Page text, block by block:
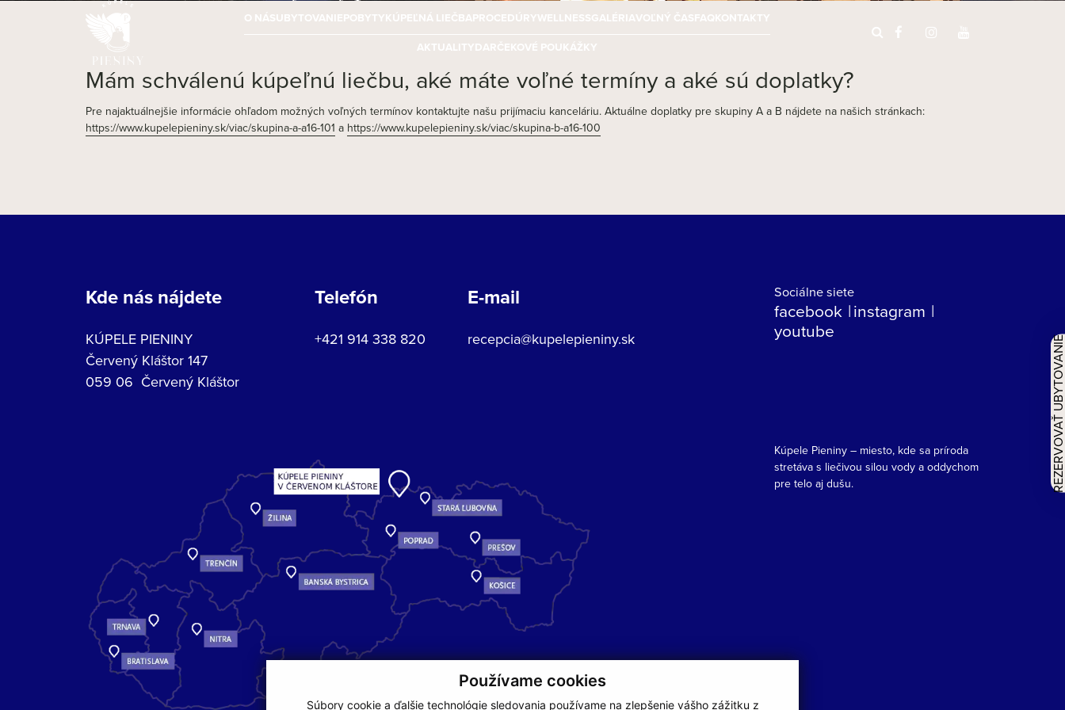
Používame cookies
Súbory cookie a ďalšie technológie sledovania používame na zlepšenie vášho zážitku z
O NÁSUBYTOVANIEPOBYTYKÚPEĽNÁ LIEČBAPROCEDÚRYWELLNESSGALÉRIAVOĽNÝ ČASFAQKONTAKTY
AKTUALITYDARČEKOVÉ POUKÁŽKY
Mám schválenú kúpeľnú liečbu, aké máte voľné termíny a aké sú doplatky?
Pre najaktuálnejšie informácie ohľadom možných voľných termínov kontaktujte našu prijímaciu kanceláriu. Aktuálne doplatky pre skupiny A a B nájdete na našich stránkach:
https://www.kupelepieniny.sk/viac/skupina-a-a16-101 a https://www.kupelepieniny.sk/viac/skupina-b-a16-100
Kde nás nájdete
KÚPELE PIENINY
Červený Kláštor 147
059 06 Červený Kláštor
Telefón
+421 914 338 820
E-mail
recepcia@kupelepieniny.sk
Sociálne siete
facebook instagram
youtube
Kúpele Pieniny – miesto, kde sa príroda
stretáva s liečivou silou vody a oddychom
pre telo aj dušu.